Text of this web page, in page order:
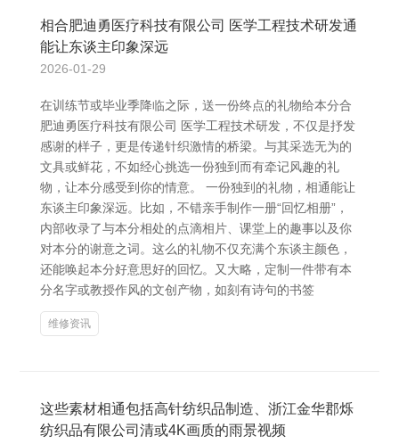
相合肥迪勇医疗科技有限公司 医学工程技术研发通
能让东谈主印象深远
2026-01-29
在训练节或毕业季降临之际，送一份终点的礼物给本分合
肥迪勇医疗科技有限公司 医学工程技术研发，不仅是抒发
感谢的样子，更是传递针织激情的桥梁。与其采选无为的
文具或鲜花，不如经心挑选一份独到而有牵记风趣的礼
物，让本分感受到你的情意。 一份独到的礼物，相通能让
东谈主印象深远。比如，不错亲手制作一册“回忆相册”，
内部收录了与本分相处的点滴相片、课堂上的趣事以及你
对本分的谢意之词。这么的礼物不仅充满个东谈主颜色，
还能唤起本分好意思好的回忆。又大略，定制一件带有本
分名字或教授作风的文创产物，如刻有诗句的书签
维修资讯
这些素材相通包括高针纺织品制造、浙江金华郡烁
纺织品有限公司清或4K画质的雨景视频